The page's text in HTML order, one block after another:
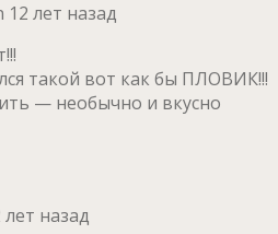
12 лет назад
такой вот как бы ПЛОВИК!!!
— необычно и вкусно
лет назад